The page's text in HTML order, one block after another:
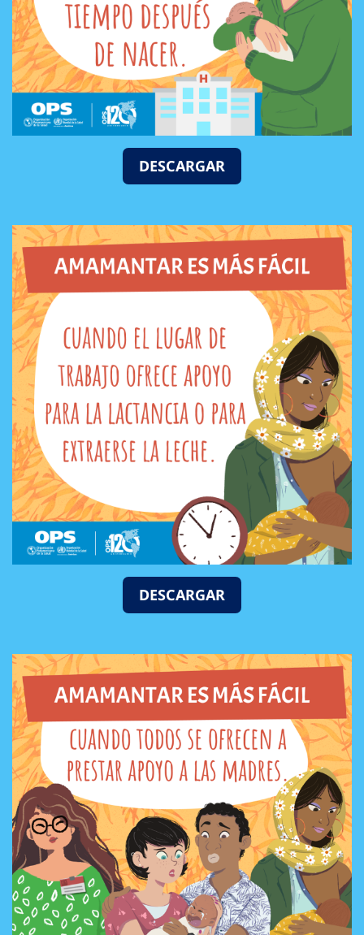
DESCARGAR
DESCARGAR